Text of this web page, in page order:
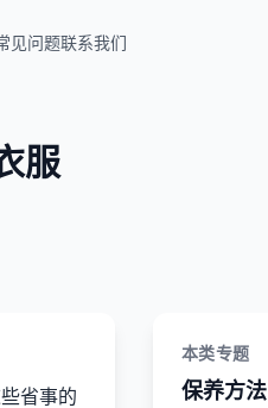
见问题联系我们
服
省事的
本类专题
保养方法